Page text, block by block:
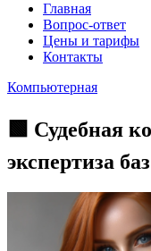
Главная
Вопрос-ответ
Цены и тарифы
Контакты
Компьютерная
🟩 Судебная
экспертиза